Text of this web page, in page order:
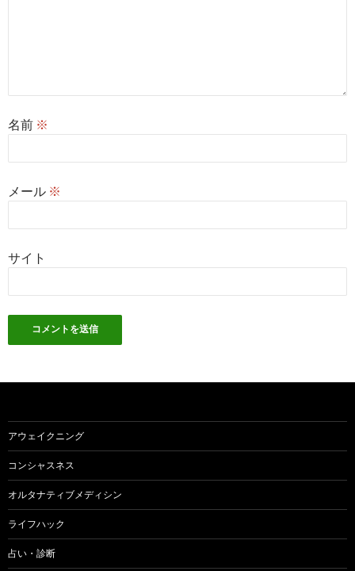
名前 ※
メール ※
サイト
アウェイクニング
コンシャスネス
オルタナティブメディシン
ライフハック
占い・診断